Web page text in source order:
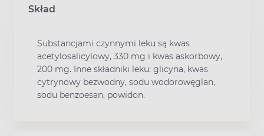
Skład
Substancjami czynnymi leku są kwas
acetylosalicylowy, 330 mg i kwas askorbowy,
200 mg. Inne składniki leku: glicyna, kwas
cytrynowy bezwodny, sodu wodorowęglan,
sodu benzoesan, powidon.